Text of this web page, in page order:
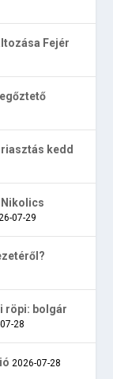
Fejér
kedd
07-29
röpi: bolgár
28
2026-07-28